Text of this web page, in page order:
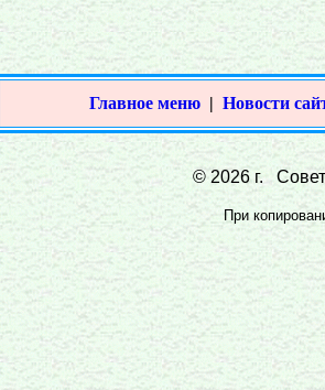
Главное меню | Новости
© 2026 г.
При